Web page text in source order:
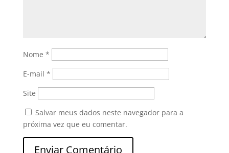
Nome *
E-mail *
Site
Salvar meus dados neste navegador para a
próxima vez que eu comentar.